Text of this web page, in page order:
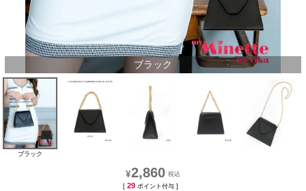
ブラック
ブラック
¥2,860
[ 29 ポイント付与 ]